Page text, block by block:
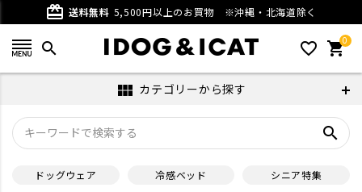
card_giftcard 送料無料 5,500円以上のお買物 ※沖縄・北海道除く
search favorite_outline 0
shopping_cart
view_module カテゴリーから探す
search
ドッグウェア 冷感ベッド
シニア特集